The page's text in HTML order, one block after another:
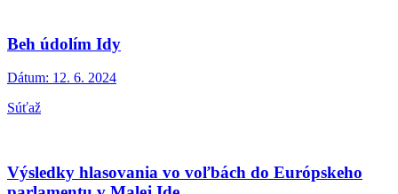
Beh údolím Idy
Dátum: 12. 6. 2024
Súťaž
Výsledky hlasovania vo voľbách do Európskeho